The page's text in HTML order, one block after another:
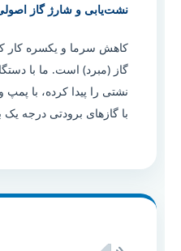
نشت‌یابی و شارژ گاز
کاهش سرما و یکسره کار
گاز (مبرد) است. ما با
نشتی را پیدا کرده، با
با گازهای برودتی درجه یک